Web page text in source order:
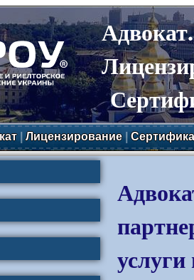
|Лицензирование|